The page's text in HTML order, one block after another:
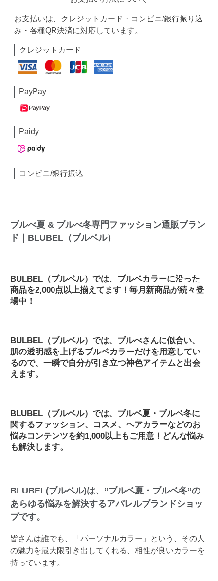
お支払いは、クレジットカード・コンビニ/銀行振り込
み・各種QR決済に対応しています。
クレジットカード
PayPay
Paidy
コンビニ/銀行振込
ブルべ夏 & ブルべ冬専門ファッション通販ブラン
ド｜BLUBEL（ブルベル）
BULBEL（ブルベル）では、ブルベカラーに沿った
商品を2,000点以上揃えてます！毎月新商品が続々登
場中！
BULBEL（ブルベル）では、ブルべさんに似合い、
肌の透明感を上げるブルベカラーだけを用意してい
るので、一瞬で自分が引き立つ神色アイテムと出会
えます。
BLUBEL（ブルベル）では、ブルベ夏・ブルベ冬に
関するファッション、コスメ、ヘアカラーなどのお
悩みコンテンツを約1,000以上もご用意！どんな悩み
も解決します。
BLUBEL(ブルベル)は、”ブルベ夏・ブルベ冬”の
あらゆる悩みを解決するアパレルブランドショッ
プです。
皆さんは誰でも、「パーソナルカラー」という、その人
の魅力を最大限引き出してくれる、相性が良いカラーを
持っています。